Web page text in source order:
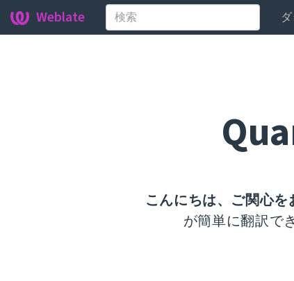
Weblate
こんにちは、ご関心
が簡単に翻訳で